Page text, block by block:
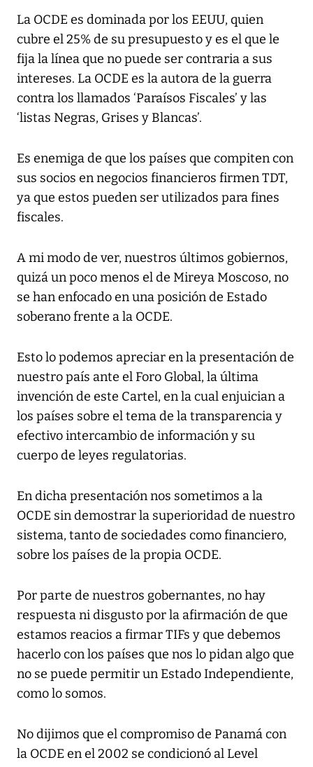
La OCDE es dominada por los EEUU, quien
cubre el 25% de su presupuesto y es el que le
fija la línea que no puede ser contraria a sus
intereses. La OCDE es la autora de la guerra
contra los llamados ‘Paraísos Fiscales’ y las
‘listas Negras, Grises y Blancas’.
Es enemiga de que los países que compiten con
sus socios en negocios financieros firmen TDT,
ya que estos pueden ser utilizados para fines
fiscales.
A mi modo de ver, nuestros últimos gobiernos,
quizá un poco menos el de Mireya Moscoso, no
se han enfocado en una posición de Estado
soberano frente a la OCDE.
Esto lo podemos apreciar en la presentación de
nuestro país ante el Foro Global, la última
invención de este Cartel, en la cual enjuician a
los países sobre el tema de la transparencia y
efectivo intercambio de información y su
cuerpo de leyes regulatorias.
En dicha presentación nos sometimos a la
OCDE sin demostrar la superioridad de nuestro
sistema, tanto de sociedades como financiero,
sobre los países de la propia OCDE.
Por parte de nuestros gobernantes, no hay
respuesta ni disgusto por la afirmación de que
estamos reacios a firmar TIFs y que debemos
hacerlo con los países que nos lo pidan algo que
no se puede permitir un Estado Independiente,
como lo somos.
No dijimos que el compromiso de Panamá con
la OCDE en el 2002 se condicionó al Level